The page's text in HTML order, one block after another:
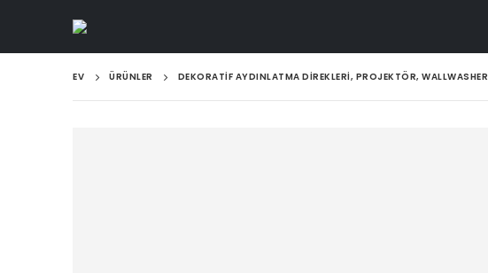
EV ÜRÜNLER DEKORATIF AYDINLATMA DIREKLERI, PROJEKTÖR, WALLWASHER